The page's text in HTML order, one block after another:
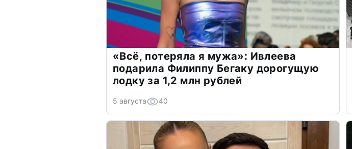
«Всё, потеряла я мужа»: Ивлеева
подарила Филиппу Бегаку дорогущую
лодку за 1,2 млн рублей
5 августа 40